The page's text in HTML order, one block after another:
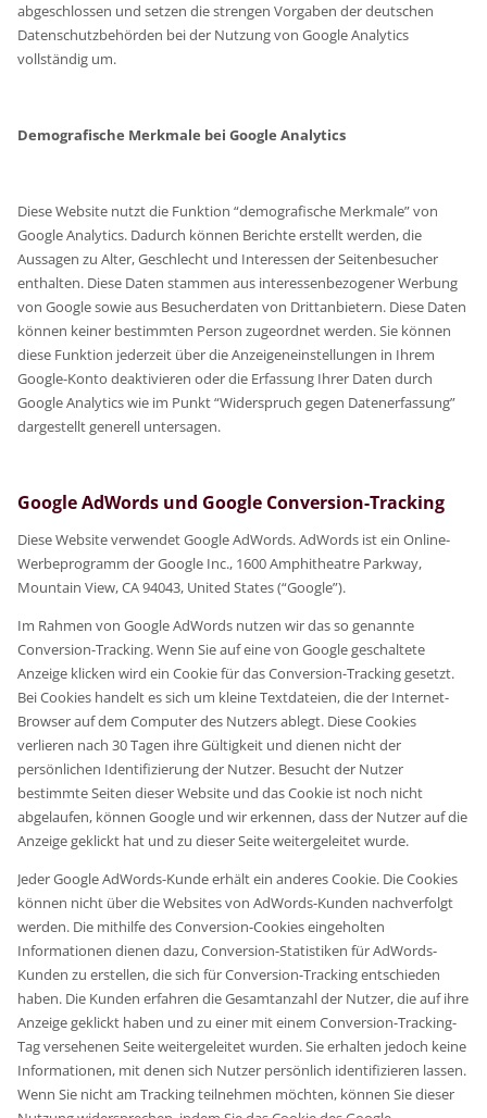
abgeschlossen und setzen die strengen Vorgaben der deutschen
Datenschutzbehörden bei der Nutzung von Google Analytics
vollständig um.
Demografische Merkmale bei Google Analytics
Diese Website nutzt die Funktion “demografische Merkmale” von
Google Analytics. Dadurch können Berichte erstellt werden, die
Aussagen zu Alter, Geschlecht und Interessen der Seitenbesucher
enthalten. Diese Daten stammen aus interessenbezogener Werbung
von Google sowie aus Besucherdaten von Drittanbietern. Diese Daten
können keiner bestimmten Person zugeordnet werden. Sie können
diese Funktion jederzeit über die Anzeigeneinstellungen in Ihrem
Google-Konto deaktivieren oder die Erfassung Ihrer Daten durch
Google Analytics wie im Punkt “Widerspruch gegen Datenerfassung”
dargestellt generell untersagen.
Google AdWords und Google Conversion-Tracking
Diese Website verwendet Google AdWords. AdWords ist ein Online-
Werbeprogramm der Google Inc., 1600 Amphitheatre Parkway,
Mountain View, CA 94043, United States (“Google”).
Im Rahmen von Google AdWords nutzen wir das so genannte
Conversion-Tracking. Wenn Sie auf eine von Google geschaltete
Anzeige klicken wird ein Cookie für das Conversion-Tracking gesetzt.
Bei Cookies handelt es sich um kleine Textdateien, die der Internet-
Browser auf dem Computer des Nutzers ablegt. Diese Cookies
verlieren nach 30 Tagen ihre Gültigkeit und dienen nicht der
persönlichen Identifizierung der Nutzer. Besucht der Nutzer
bestimmte Seiten dieser Website und das Cookie ist noch nicht
abgelaufen, können Google und wir erkennen, dass der Nutzer auf die
Anzeige geklickt hat und zu dieser Seite weitergeleitet wurde.
Jeder Google AdWords-Kunde erhält ein anderes Cookie. Die Cookies
können nicht über die Websites von AdWords-Kunden nachverfolgt
werden. Die mithilfe des Conversion-Cookies eingeholten
Informationen dienen dazu, Conversion-Statistiken für AdWords-
Kunden zu erstellen, die sich für Conversion-Tracking entschieden
haben. Die Kunden erfahren die Gesamtanzahl der Nutzer, die auf ihre
Anzeige geklickt haben und zu einer mit einem Conversion-Tracking-
Tag versehenen Seite weitergeleitet wurden. Sie erhalten jedoch keine
Informationen, mit denen sich Nutzer persönlich identifizieren lassen.
Wenn Sie nicht am Tracking teilnehmen möchten, können Sie dieser